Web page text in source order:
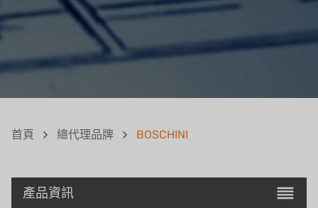
首頁 總代理品牌 BOSCHINI
產品資訊